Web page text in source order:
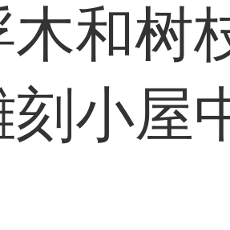
用户作
用户作
和树
小屋